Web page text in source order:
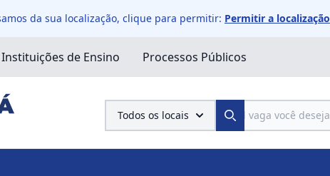
da sua localização, clique para permitir: Permitir a localização
Instituições de Ensino Processos Públicos
Pesquisa
Todos os locais
Search